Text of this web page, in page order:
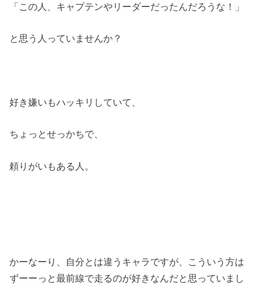
「この人、キャプテンやリーダーだったんだろうな！」
と思う人っていませんか？
好き嫌いもハッキリしていて、
ちょっとせっかちで、
頼りがいもある人。
かーなーり、自分とは違うキャラですが、こういう方は
ずーーっと最前線で走るのが好きなんだと思っていまし